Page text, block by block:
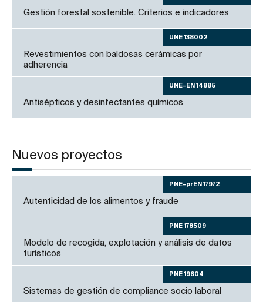
Gestión forestal sostenible. Criterios e indicadores
UNE 138002
Revestimientos con baldosas cerámicas por
adherencia
UNE-EN 14885
Antisépticos y desinfectantes químicos
Nuevos proyectos
PNE-prEN 17972
Autenticidad de los alimentos y fraude
PNE 178509
Modelo de recogida, explotación y análisis de datos
turísticos
PNE 19604
Sistemas de gestión de compliance socio laboral